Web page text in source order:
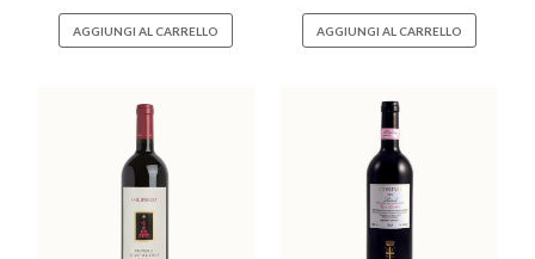
AGGIUNGI AL CARRELLO AGGIUNGI AL CARRELLO